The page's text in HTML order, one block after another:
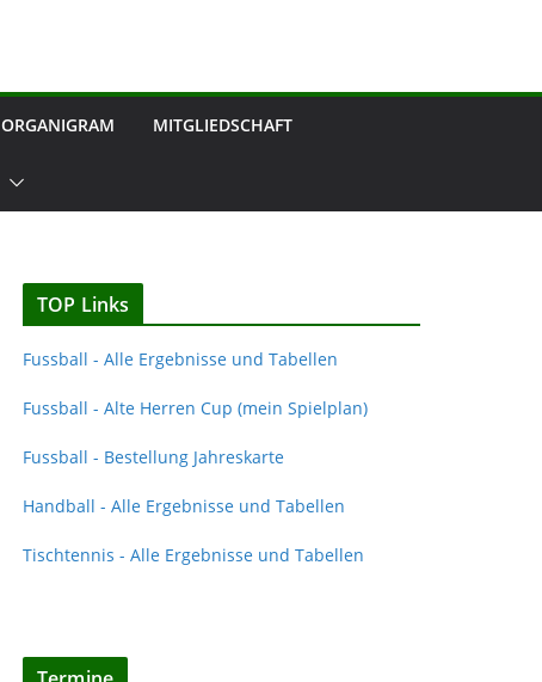
ORGANIGRAM MITGLIEDSCHAFT
TOP Links
Fussball - Alle Ergebnisse und Tabellen
Fussball - Alte Herren Cup (mein Spielplan)
Fussball - Bestellung Jahreskarte
Handball - Alle Ergebnisse und Tabellen
Tischtennis - Alle Ergebnisse und Tabellen